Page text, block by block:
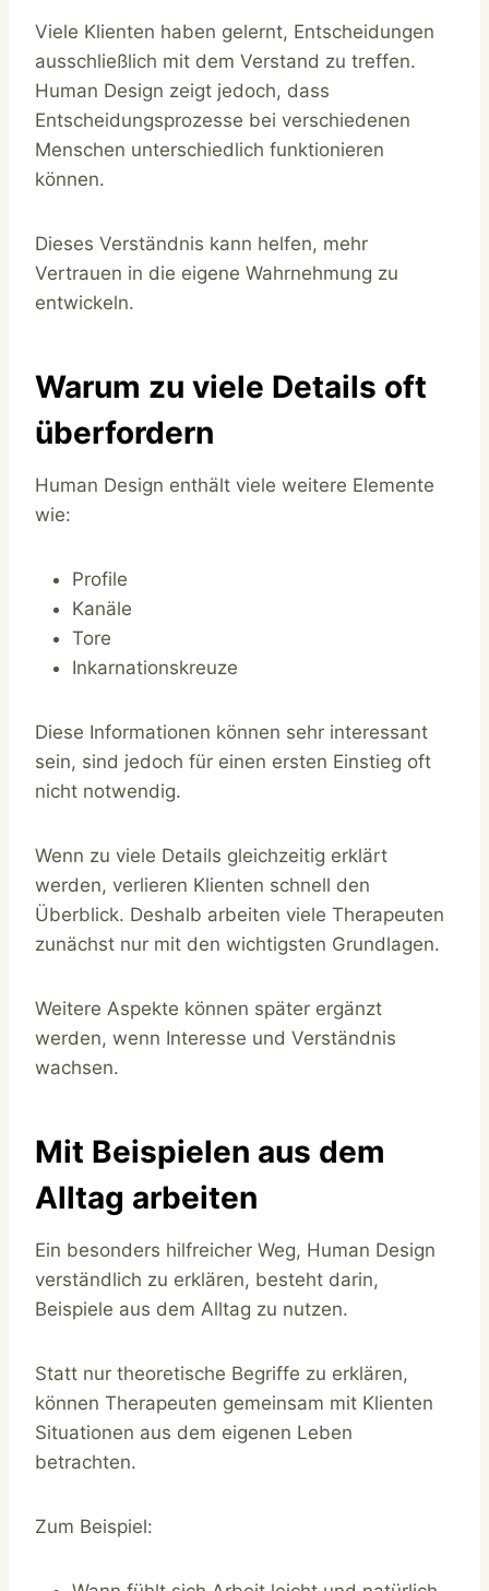
Viele Klienten haben gelernt, Entscheidungen
ausschließlich mit dem Verstand zu treffen.
Human Design zeigt jedoch, dass
Entscheidungsprozesse bei verschiedenen
Menschen unterschiedlich funktionieren
können.
Dieses Verständnis kann helfen, mehr
Vertrauen in die eigene Wahrnehmung zu
entwickeln.
Warum zu viele Details oft
überfordern
Human Design enthält viele weitere Elemente
wie:
Profile
Kanäle
Tore
Inkarnationskreuze
Diese Informationen können sehr interessant
sein, sind jedoch für einen ersten Einstieg oft
nicht notwendig.
Wenn zu viele Details gleichzeitig erklärt
werden, verlieren Klienten schnell den
Überblick. Deshalb arbeiten viele Therapeuten
zunächst nur mit den wichtigsten Grundlagen.
Weitere Aspekte können später ergänzt
werden, wenn Interesse und Verständnis
wachsen.
Mit Beispielen aus dem
Alltag arbeiten
Ein besonders hilfreicher Weg, Human Design
verständlich zu erklären, besteht darin,
Beispiele aus dem Alltag zu nutzen.
Statt nur theoretische Begriffe zu erklären,
können Therapeuten gemeinsam mit Klienten
Situationen aus dem eigenen Leben
betrachten.
Zum Beispiel: